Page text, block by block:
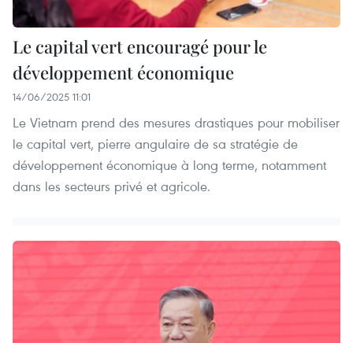
Le capital vert encouragé pour le
développement économique
14/06/2025 11:01
Le Vietnam prend des mesures drastiques pour mobiliser
le capital vert, pierre angulaire de sa stratégie de
développement économique à long terme, notamment
dans les secteurs privé et agricole.